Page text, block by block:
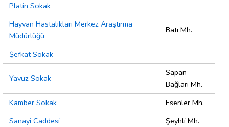
Platin Sokak
Hayvan Hastalıkları Merkez Araştırma
Müdürlüğü
Batı Mh.
Şefkat Sokak
Yavuz Sokak
Sapan
Bağları Mh.
Kamber Sokak
Esenler Mh.
Sanayi Caddesi
Şeyhli Mh.